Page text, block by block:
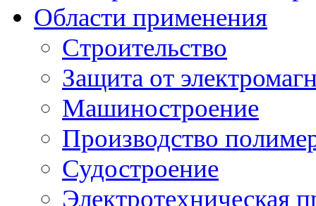
Области применения
Строительство
Защита от
Машиностроение
Производство
Судостроение
Электротехническая